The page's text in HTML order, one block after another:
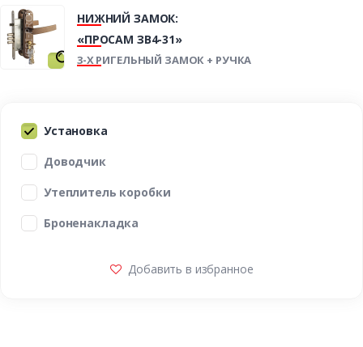
НИЖНИЙ ЗАМОК:
«ПРОСАМ ЗВ4-31»
3-Х РИГЕЛЬНЫЙ ЗАМОК + РУЧКА
Установка
Доводчик
Утеплитель коробки
Броненакладка
Добавить в избранное